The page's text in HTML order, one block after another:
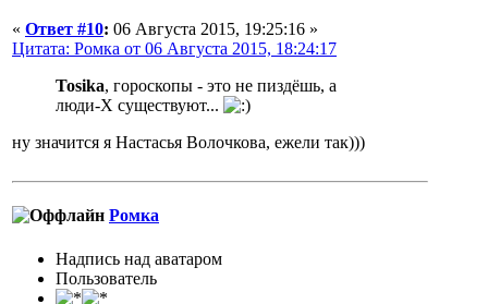
« Ответ #10: 06 Августа 2015, 19:25:16 »
Цитата: Ромка от 06 Августа 2015, 18:24:17
Tosika, гороскопы - это не пиздёшь, а
люди-X существуют...
ну значится я Настасья Волочкова, ежели так)))
Ромка
Надпись над аватаром
Пользователь